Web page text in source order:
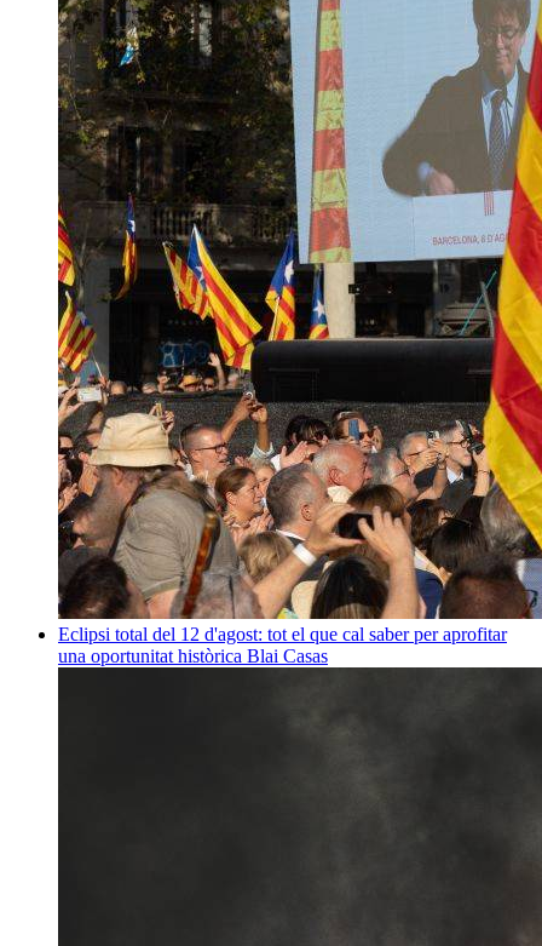
Eclipsi total del 12 d'agost: tot el que cal saber per aprofitar
una oportunitat històrica Blai Casas